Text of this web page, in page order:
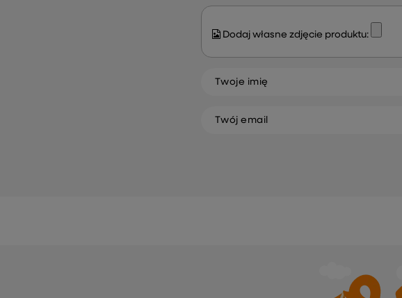
Dodaj własne zdjęcie produktu:
Twoje imię
Twój email